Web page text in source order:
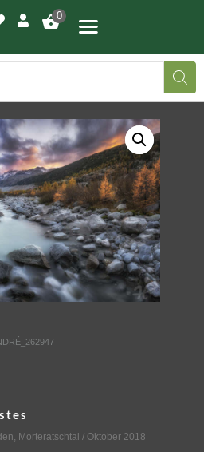
0
IHR BILD
, Morteratschtal / Oktober 2018